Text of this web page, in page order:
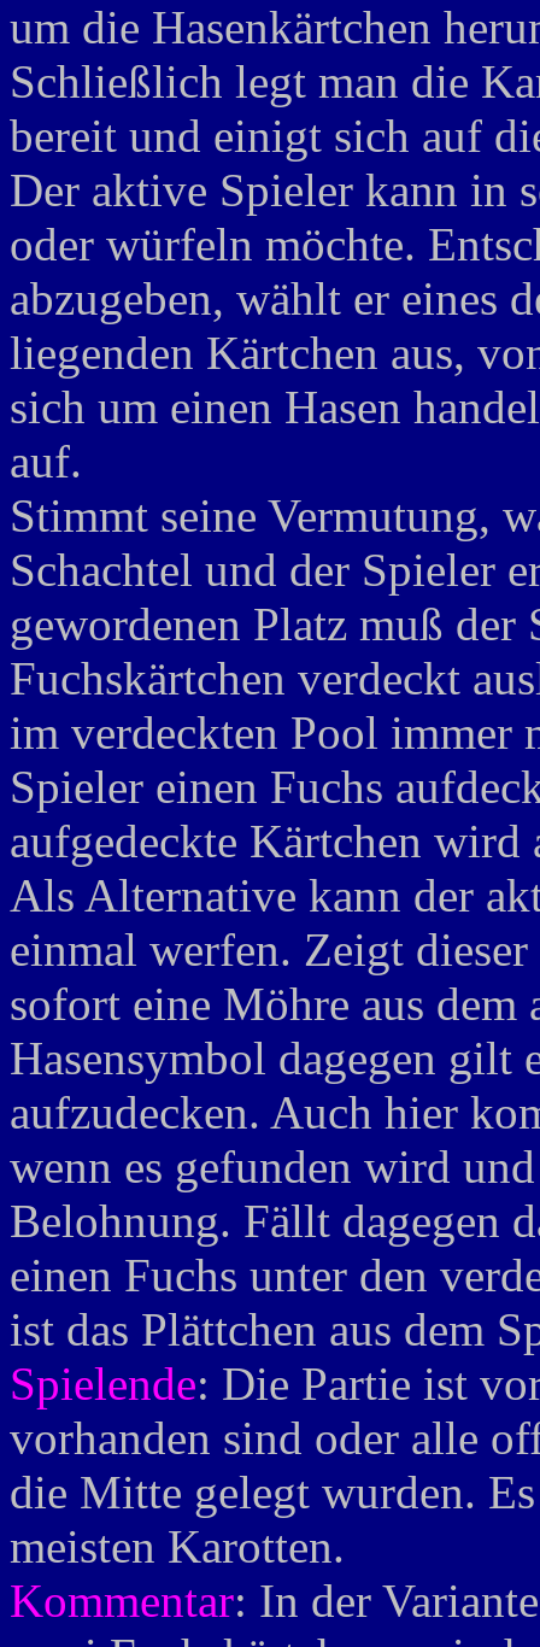
um die Hasenkärtchen
Schließlich legt man die
bereit und einigt sich auf
Der aktive Spieler kann in
oder würfeln möchte.
abzugeben, wählt er eines
liegenden Kärtchen aus,
sich um einen Hasen
auf.
Stimmt seine Vermutung,
Schachtel und der Spieler
gewordenen Platz muß der
Fuchskärtchen verdeckt
im verdeckten Pool immer
Spieler einen Fuchs
aufgedeckte Kärtchen wird
Als Alternative kann der
einmal werfen. Zeigt
sofort eine Möhre aus
Hasensymbol dagegen gilt
aufzudecken. Auch hier
wenn es gefunden wird
Belohnung. Fällt dagegen
einen Fuchs unter den
ist das Plättchen aus dem
Spielende: Die Partie ist
vorhanden sind oder alle
die Mitte gelegt wurden.
meisten Karotten.
Kommentar: In der